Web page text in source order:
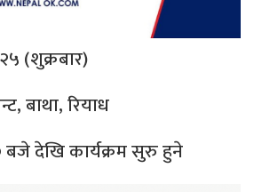
(शुक्रबार)
बाथा, रियाध
बजे देखि कार्यक्रम सुरु हुने